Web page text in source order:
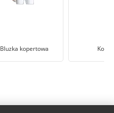
Bluzka kopertowa